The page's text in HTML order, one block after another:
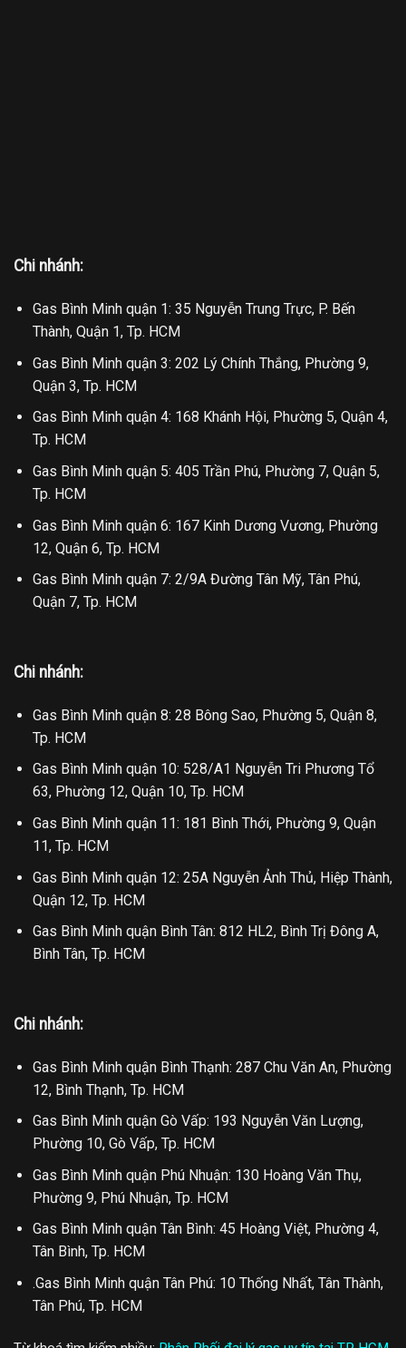
Chi nhánh:
Gas Bình Minh quận 1: 35 Nguyễn Trung Trực, P. Bến
Thành, Quận 1, Tp. HCM
Gas Bình Minh quận 3: 202 Lý Chính Thắng, Phường 9,
Quận 3, Tp. HCM
Gas Bình Minh quận 4: 168 Khánh Hội, Phường 5, Quận 4,
Tp. HCM
Gas Bình Minh quận 5: 405 Trần Phú, Phường 7, Quận 5,
Tp. HCM
Gas Bình Minh quận 6: 167 Kinh Dương Vương, Phường
12, Quận 6, Tp. HCM
Gas Bình Minh quận 7: 2/9A Đường Tân Mỹ, Tân Phú,
Quận 7, Tp. HCM
Chi nhánh:
Gas Bình Minh quận 8: 28 Bông Sao, Phường 5, Quận 8,
Tp. HCM
Gas Bình Minh quận 10: 528/A1 Nguyễn Tri Phương Tổ
63, Phường 12, Quận 10, Tp. HCM
Gas Bình Minh quận 11: 181 Bình Thới, Phường 9, Quận
11, Tp. HCM
Gas Bình Minh quận 12: 25A Nguyễn Ảnh Thủ, Hiệp Thành,
Quận 12, Tp. HCM
Gas Bình Minh quận Bình Tân: 812 HL2, Bình Trị Đông A,
Bình Tân, Tp. HCM
Chi nhánh:
Gas Bình Minh quận Bình Thạnh: 287 Chu Văn An, Phường
12, Bình Thạnh, Tp. HCM
Gas Bình Minh quận Gò Vấp: 193 Nguyễn Văn Lượng,
Phường 10, Gò Vấp, Tp. HCM
Gas Bình Minh quận Phú Nhuận: 130 Hoàng Văn Thụ,
Phường 9, Phú Nhuận, Tp. HCM
Gas Bình Minh quận Tân Bình: 45 Hoàng Việt, Phường 4,
Tân Bình, Tp. HCM
.Gas Bình Minh quận Tân Phú: 10 Thống Nhất, Tân Thành,
Tân Phú, Tp. HCM